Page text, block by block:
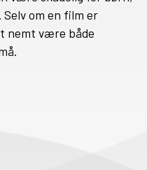
Selv om en film er
nemt være både